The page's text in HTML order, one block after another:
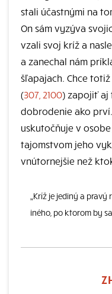
stali účastnými na
On sám vyzýva
vzali svoj kríž a
a zanechal nám
šľapajach. Chce
(307, 2100) zapojiť aj
dobrodenie ako
uskutočňuje v
tajomstvom jeho
vnútornejšie než
„Kríž je jediný a
iného, po ktorom by